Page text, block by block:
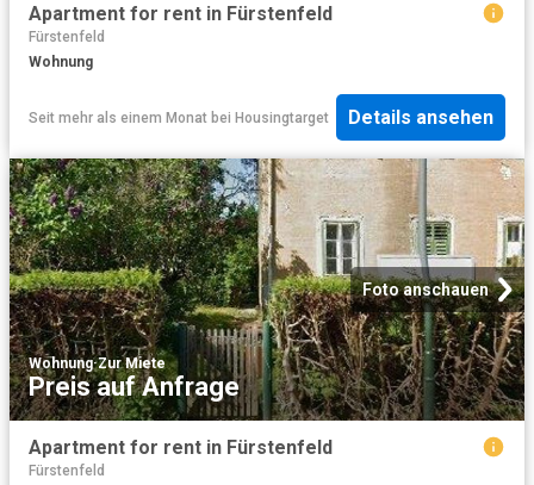
Apartment for rent in Fürstenfeld
Fürstenfeld
Wohnung
Seit mehr als einem Monat bei Housingtarget Details ansehen
Foto anschauen
Wohnung·Zur Miete
Preis auf Anfrage
Apartment for rent in Fürstenfeld
Fürstenfeld